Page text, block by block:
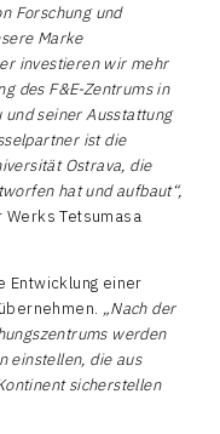
Forschung und
Marke
investieren wir mehr
des F&E-Zentrums in
seiner Ausstattung
ist die
Ostrava, die
hat und aufbaut“,
Tetsumasa
Entwicklung einer
„Nach der
werden
einstellen, die aus
sicherstellen